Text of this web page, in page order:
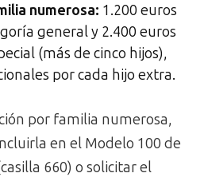
numerosa: 1.200 euros
general y 2.400 euros
(más de cinco hijos),
por cada hijo extra.
por familia numerosa,
en el Modelo 100 de
660) o solicitar el